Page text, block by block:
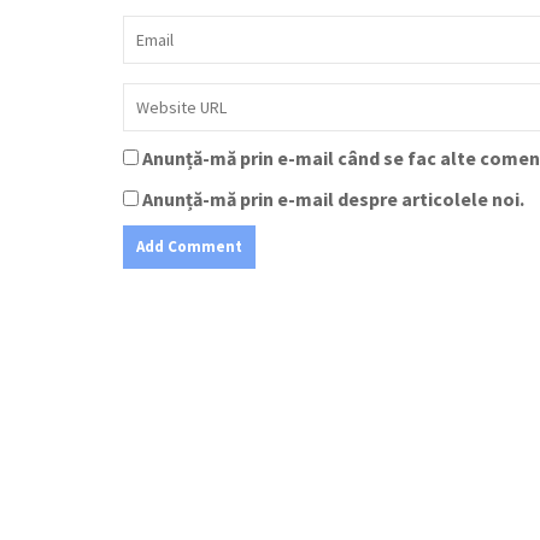
Anunță-mă prin e-mail când se fac alte
Anunță-mă prin e-mail despre articolele noi.